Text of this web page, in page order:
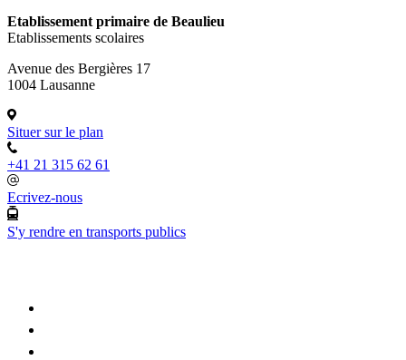
Etablissement primaire de Beaulieu
Etablissements scolaires
Avenue des Bergières 17
1004 Lausanne
Situer sur le plan
+41 21 315 62 61
Ecrivez-nous
S'y rendre en transports publics